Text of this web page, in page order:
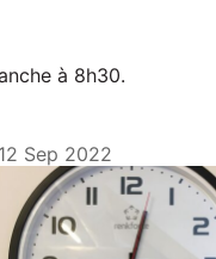
à 8h30.
12 Sep 2022